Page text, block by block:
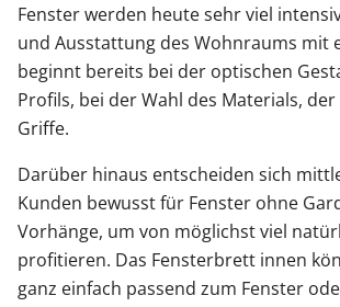
Fenster werden heute sehr viel
und Ausstattung des Wohnraums mit
beginnt bereits bei der optischen
Profils, bei der Wahl des Materials,
Griffe.
Darüber hinaus entscheiden sich
Kunden bewusst für Fenster ohne
Vorhänge, um von möglichst viel
profitieren. Das Fensterbrett innen
ganz einfach passend zum Fenster